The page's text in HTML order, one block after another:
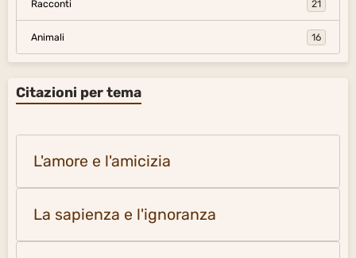
Racconti 21
Animali 16
Citazioni per tema
L'amore e l'amicizia
La sapienza e l'ignoranza